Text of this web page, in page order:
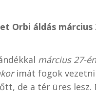
Orbi áldás március
március 27-
imát fogok vezetni
de a tér üres lesz.